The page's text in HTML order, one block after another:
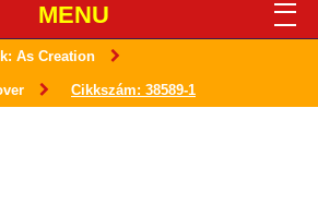
MENU
As Creation
Cikkszám: 38589-1